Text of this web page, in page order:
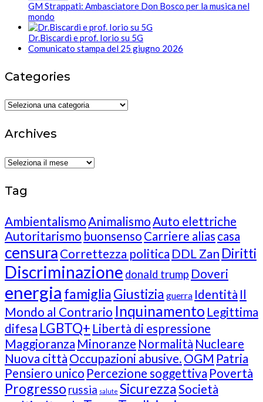
GM Strappati: Ambasciatore Don Bosco per la musica nel
mondo
Dr.Biscardi e prof. Iorio su 5G
Comunicato stampa del 25 giugno 2026
Categories
Categories
Archives
Archives
Tag
Ambientalismo Animalismo Auto elettriche
Autoritarismo buonsenso Carriere alias casa
censura Correttezza politica DDL Zan Diritti
Discriminazione donald trump Doveri
energia famigliaGiustizia guerra Identità Il
Mondo al Contrario Inquinamento Legittima
difesa LGBTQ+ Libertà di espressione
Maggioranza Minoranze Normalità Nucleare
Nuova città Occupazioni abusive. OGM Patria
Pensiero unico Percezione soggettiva Povertà
Progresso russia salute SicurezzaSocietà